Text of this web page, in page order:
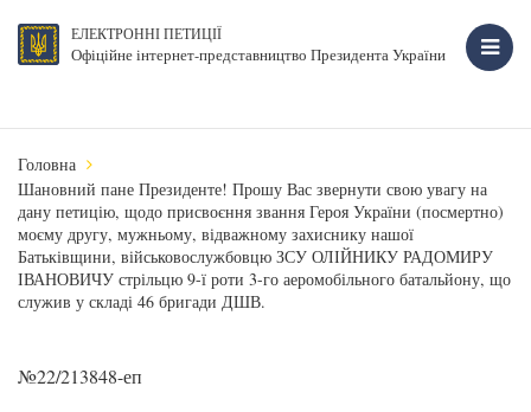
ЕЛЕКТРОННІ ПЕТИЦІЇ
Офіційне інтернет-представництво Президента України
Головна
Шановний пане Президенте! Прошу Вас звернути свою увагу на
дану петицію, щодо присвоєння звання Героя України (посмертно)
моєму другу, мужньому, відважному захиснику нашої
Батьківщини, військовослужбовцю ЗСУ ОЛІЙНИКУ РАДОМИРУ
ІВАНОВИЧУ стрільцю 9-ї роти 3-го аеромобільного батальйону, що
служив у складі 46 бригади ДШВ.
№22/213848-еп